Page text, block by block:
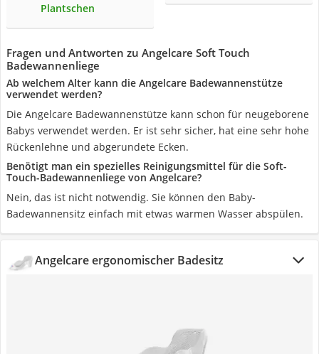
Plantschen
Fragen und Antworten zu Angelcare Soft Touch
Badewannenliege
Ab welchem Alter kann die Angelcare Badewannenstütze
verwendet werden?
Die Angelcare Badewannenstütze kann schon für neugeborene
Babys verwendet werden. Er ist sehr sicher, hat eine sehr hohe
Rückenlehne und abgerundete Ecken.
Benötigt man ein spezielles Reinigungsmittel für die Soft-
Touch-Badewannenliege von Angelcare?
Nein, das ist nicht notwendig. Sie können den Baby-
Badewannensitz einfach mit etwas warmen Wasser abspülen.
Angelcare ergonomischer Badesitz